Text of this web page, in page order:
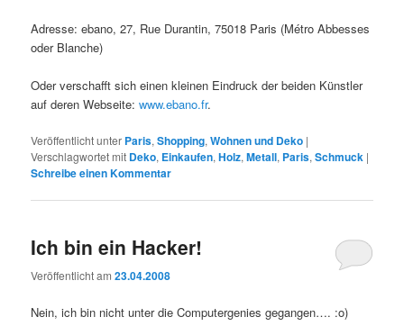
Adresse: ebano, 27, Rue Durantin, 75018 Paris (Métro Abbesses
oder Blanche)
Oder verschafft sich einen kleinen Eindruck der beiden Künstler
auf deren Webseite:www.ebano.fr.
Veröffentlicht unter Paris,Shopping,Wohnen und Deko |
Verschlagwortet mit Deko, Einkaufen,Holz,Metall, Paris,Schmuck |
Schreibe einen Kommentar
Ich bin ein Hacker!
Veröffentlicht am23.04.2008
Nein, ich bin nicht unter die Computergenies gegangen…. :o)